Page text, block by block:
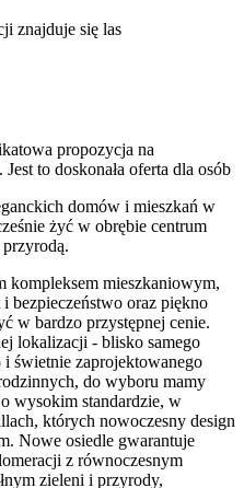
znajduje się las
propozycja na
to doskonała oferta dla osób
domów i mieszkań w
żyć w obrębie centrum
kompleksem mieszkaniowym,
bezpieczeństwo oraz piękno
w bardzo przystępnej cenie.
lokalizacji - blisko samego
świetnie zaprojektowanego
do wyboru mamy
wysokim standardzie, w
których nowoczesny design
Nowe osiedle gwarantuje
z równoczesnym
zieleni i przyrody,